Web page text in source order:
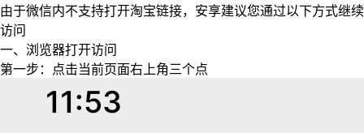
由于微信内不支持打开淘宝链接，安享建议您通过以下方式继续
访问
一、浏览器打开访问
第一步：点击当前页面右上角三个点